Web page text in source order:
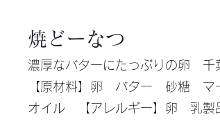
焼どーなつ
濃厚なバターにたっぷりの卵 千
【原材料】卵 バター 砂糖
オイル 【アレルギー】卵 乳製